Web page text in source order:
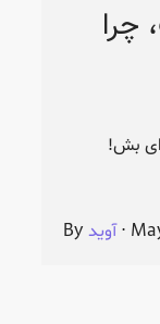
بش!
Byآوید⋅